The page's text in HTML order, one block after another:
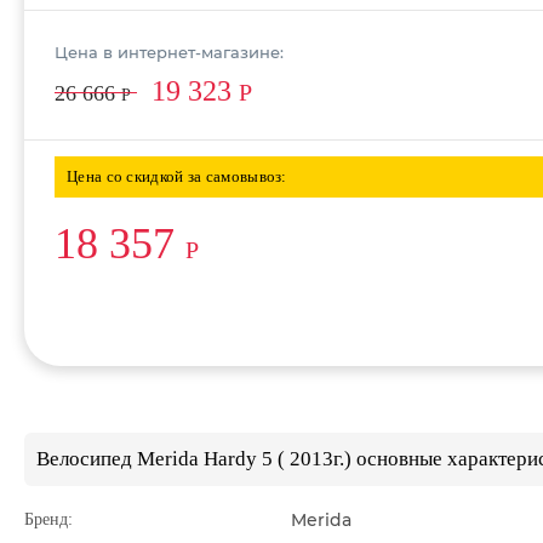
Цена в интернет-магазине:
26 666Р 19 323 Р
Цена со скидкой за самовывоз:
18 357 Р
Велосипед Merida Hardy 5 ( 2013г.) основные
Бренд: Merida